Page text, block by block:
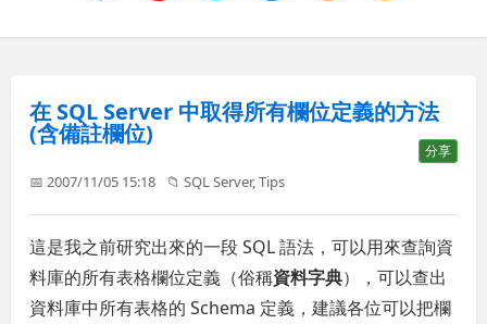
在 SQL Server 中取得所有欄位定義的方法
(含備註欄位)
分享
📅 2007/11/05 15:18 📁SQL Server,Tips
這是我之前研究出來的一段 SQL 語法，可以用來查詢資
料庫的所有表格欄位定義（俗稱資料字典），可以查出
資料庫中所有表格的 Schema 定義，建議各位可以把欄